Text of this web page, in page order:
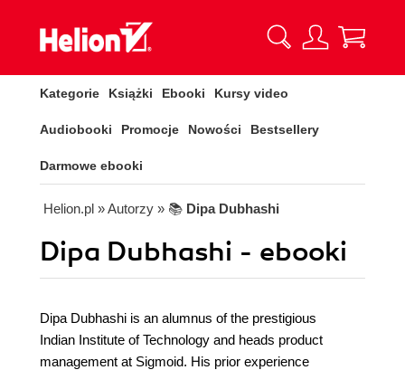
Kategorie Książki Ebooki Kursy video
Audiobooki Promocje Nowości Bestsellery
Darmowe ebooki
Helion.pl » Autorzy » 📚 Dipa Dubhashi
Dipa Dubhashi - ebooki
Dipa Dubhashi is an alumnus of the prestigious
Indian Institute of Technology and heads product
management at Sigmoid. His prior experience